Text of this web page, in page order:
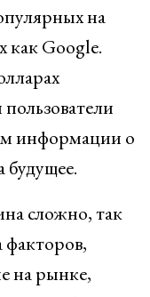
на
как Google.
информации о
будущее.
сложно, так
факторов,
на рынке,